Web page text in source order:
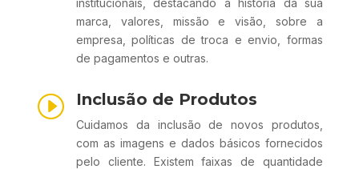
marca, valores, missão e visão, sobre a
empresa, políticas de troca e envio, formas
de pagamentos e outras.
I Inclusão de Produtos
Cuidamos da inclusão de novos produtos,
com as imagens e dados básicos fornecidos
pelo cliente. Existem faixas de quantidade